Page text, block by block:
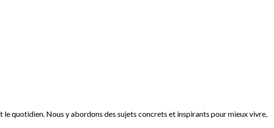
le quotidien. Nous y abordons des sujets concrets et inspirants pour mieux vivre,